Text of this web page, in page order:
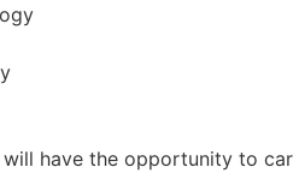
have the opportunity to